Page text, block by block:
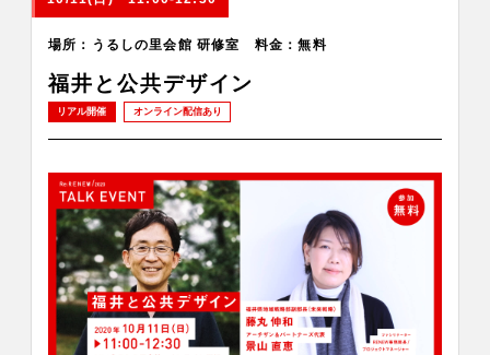
場所：うるしの里会館 研修室 料金：無料
福井と公共デザイン
リアル開催 オンライン配信あり